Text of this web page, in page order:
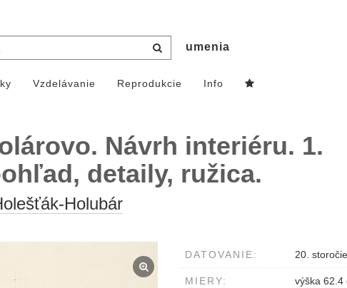
umenia
Vzdelávanie Reprodukcie Info
Návrh interiéru. 1.
detaily, ružica.
Holubár
DATOVANIE: 20.
MIERY:
výška 62.4